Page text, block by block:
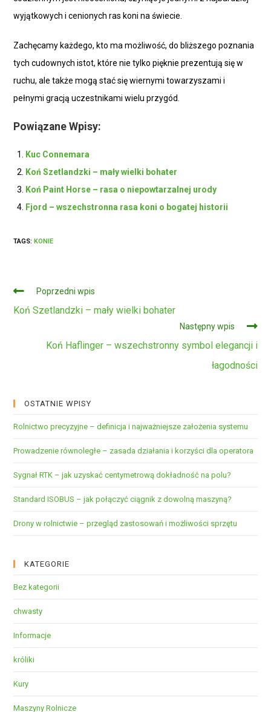
wyjątkowych i cenionych ras koni na świecie.
Zachęcamy każdego, kto ma możliwość, do bliższego poznania
tych cudownych istot, które nie tylko pięknie prezentują się w
ruchu, ale także mogą stać się wiernymi towarzyszami i
pełnymi gracją uczestnikami wielu przygód.
Powiązane Wpisy:
Kuc Connemara
Koń Szetlandzki – mały wielki bohater
Koń Paint Horse – rasa o niepowtarzalnej urody
Fjord – wszechstronna rasa koni o bogatej historii
TAGS: KONIE
Czytaj
dalej
Poprzedni wpis
Koń Szetlandzki – mały wielki bohater
Następny wpis
Koń Haflinger – wszechstronny symbol elegancji i
łagodności
OSTATNIE WPISY
Rolnictwo precyzyjne – definicja i najważniejsze założenia systemu
Prowadzenie równoległe – zasada działania i korzyści dla operatora
Sygnał RTK – jak uzyskać centymetrową dokładność na polu?
Standard ISOBUS – jak połączyć ciągnik z dowolną maszyną?
Drony w rolnictwie – przegląd zastosowań i możliwości sprzętu
KATEGORIE
Bez kategorii
chwasty
Informacje
króliki
Kury
Maszyny Rolnicze